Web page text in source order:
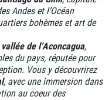
Andes et l’Océan
bohèmes et art de
vallée de l’Aconcagua,
du pays, réputée pour
Vous y découvrirez
, avec une immersion dans
au coeur des